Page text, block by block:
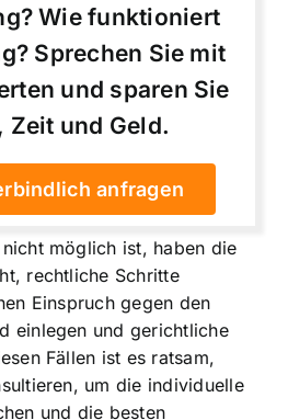
Wie funktioniert
Sprechen Sie mit
und sparen Sie
Zeit und Geld.
anfragen
möglich ist, haben die
rechtliche Schritte
Einspruch gegen den
einlegen und gerichtliche
Fällen ist es ratsam,
um die individuelle
und die besten